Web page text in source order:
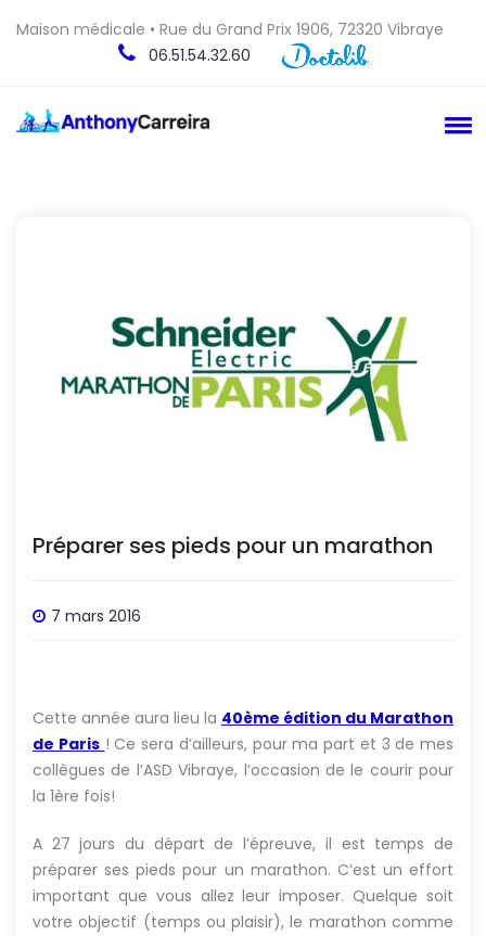
Maison médicale • Rue du Grand Prix 1906, 72320 Vibraye
06.51.54.32.60
Préparer ses pieds pour un marathon
7 mars 2016
Cette année aura lieu la 40ème édition du Marathon
de Paris ! Ce sera d’ailleurs, pour ma part et 3 de mes
collègues de l’ASD Vibraye, l’occasion de le courir pour
la 1ère fois!
A 27 jours du départ de l’épreuve, il est temps de
préparer ses pieds pour un marathon. C’est un effort
important que vous allez leur imposer. Quelque soit
votre objectif (temps ou plaisir), le marathon comme